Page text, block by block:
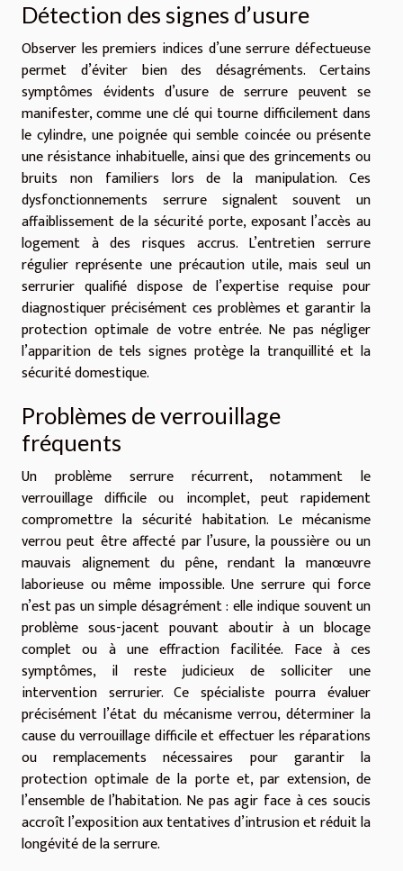
Détection des signes d’usure
Observer les premiers indices d’une serrure défectueuse
permet d’éviter bien des désagréments. Certains
symptômes évidents d’usure de serrure peuvent se
manifester, comme une clé qui tourne difficilement dans
le cylindre, une poignée qui semble coincée ou présente
une résistance inhabituelle, ainsi que des grincements ou
bruits non familiers lors de la manipulation. Ces
dysfonctionnements serrure signalent souvent un
affaiblissement de la sécurité porte, exposant l’accès au
logement à des risques accrus. L’entretien serrure
régulier représente une précaution utile, mais seul un
serrurier qualifié dispose de l’expertise requise pour
diagnostiquer précisément ces problèmes et garantir la
protection optimale de votre entrée. Ne pas négliger
l’apparition de tels signes protège la tranquillité et la
sécurité domestique.
Problèmes de verrouillage
fréquents
Un problème serrure récurrent, notamment le
verrouillage difficile ou incomplet, peut rapidement
compromettre la sécurité habitation. Le mécanisme
verrou peut être affecté par l’usure, la poussière ou un
mauvais alignement du pêne, rendant la manœuvre
laborieuse ou même impossible. Une serrure qui force
n’est pas un simple désagrément : elle indique souvent un
problème sous-jacent pouvant aboutir à un blocage
complet ou à une effraction facilitée. Face à ces
symptômes, il reste judicieux de solliciter une
intervention serrurier. Ce spécialiste pourra évaluer
précisément l’état du mécanisme verrou, déterminer la
cause du verrouillage difficile et effectuer les réparations
ou remplacements nécessaires pour garantir la
protection optimale de la porte et, par extension, de
l’ensemble de l’habitation. Ne pas agir face à ces soucis
accroît l’exposition aux tentatives d’intrusion et réduit la
longévité de la serrure.